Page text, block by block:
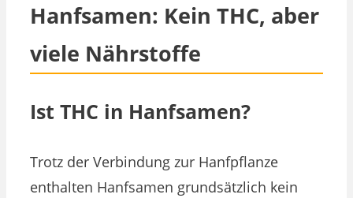
Hanfsamen: Kein THC, aber
viele Nährstoffe
Ist THC in Hanfsamen?
Trotz der Verbindung zur Hanfpflanze
enthalten Hanfsamen grundsätzlich kein